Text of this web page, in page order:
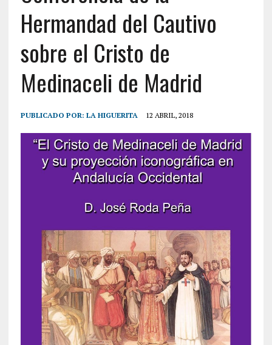
Hermandad del Cautivo
sobre el Cristo de
Medinaceli de Madrid
PUBLICADO POR: LA HIGUERITA 12 ABRIL, 2018